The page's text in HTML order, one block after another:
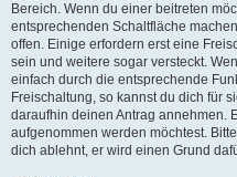
Bereich. Wenn du einer beitreten
entsprechenden Schaltfläche
offen. Einige erfordern erst eine
sein und weitere sogar versteckt.
einfach durch die entsprechende
Freischaltung, so kannst du dich für
daraufhin deinen Antrag annehmen.
aufgenommen werden möchtest.
dich ablehnt, er wird einen Grund